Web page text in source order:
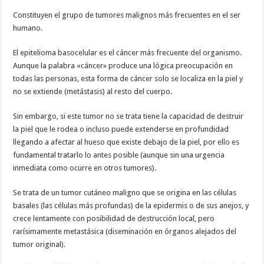
Constituyen el grupo de tumores malignos más frecuentes en el ser
humano.
El epitelioma basocelular es el cáncer más frecuente del organismo.
Aunque la palabra «cáncer» produce una lógica preocupación en
todas las personas, esta forma de cáncer solo se localiza en la piel y
no se extiende (metástasis) al resto del cuerpo.
Sin embargo, si este tumor no se trata tiene la capacidad de destruir
la piel que le rodea o incluso puede extenderse en profundidad
llegando a afectar al hueso que existe debajo de la piel, por ello es
fundamental tratarlo lo antes posible (aunque sin una urgencia
inmediata como ocurre en otros tumores).
Se trata de un tumor cutáneo maligno que se origina en las células
basales (las células más profundas) de la epidermis o de sus anejos, y
crece lentamente con posibilidad de destrucción local, pero
rarísimamente metastásica (diseminación en órganos alejados del
tumor original).